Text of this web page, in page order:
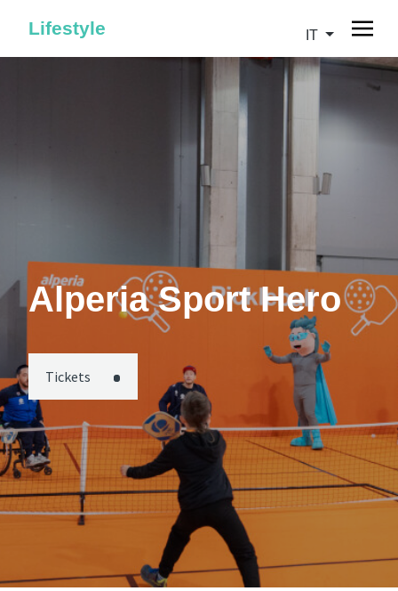
Lifestyle IT
Alperia Sport Hero
Tickets